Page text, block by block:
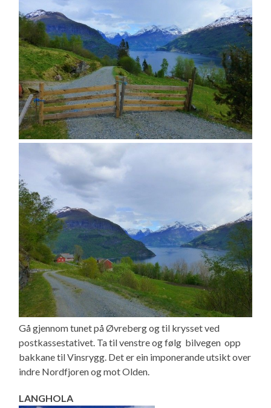
Gå gjennom tunet på Øvreberg og til krysset ved
postkassestativet. Ta til venstre og følg bilvegen opp
bakkane til Vinsrygg. Det er ein imponerande utsikt over
indre Nordfjoren og mot Olden.
LANGHOLA